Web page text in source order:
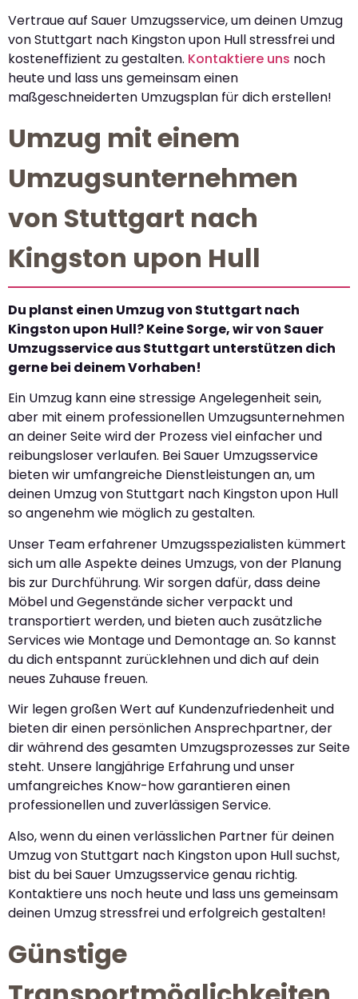
Vertraue auf Sauer Umzugsservice, um deinen Umzug
von Stuttgart nach Kingston upon Hull stressfrei und
kosteneffizient zu gestalten. Kontaktiere uns noch
heute und lass uns gemeinsam einen
maßgeschneiderten Umzugsplan für dich erstellen!
Umzug mit einem
Umzugsunternehmen
von Stuttgart nach
Kingston upon Hull
Du planst einen Umzug von Stuttgart nach
Kingston upon Hull? Keine Sorge, wir von Sauer
Umzugsservice aus Stuttgart unterstützen dich
gerne bei deinem Vorhaben!
Ein Umzug kann eine stressige Angelegenheit sein,
aber mit einem professionellen Umzugsunternehmen
an deiner Seite wird der Prozess viel einfacher und
reibungsloser verlaufen. Bei Sauer Umzugsservice
bieten wir umfangreiche Dienstleistungen an, um
deinen Umzug von Stuttgart nach Kingston upon Hull
so angenehm wie möglich zu gestalten.
Unser Team erfahrener Umzugsspezialisten kümmert
sich um alle Aspekte deines Umzugs, von der Planung
bis zur Durchführung. Wir sorgen dafür, dass deine
Möbel und Gegenstände sicher verpackt und
transportiert werden, und bieten auch zusätzliche
Services wie Montage und Demontage an. So kannst
du dich entspannt zurücklehnen und dich auf dein
neues Zuhause freuen.
Wir legen großen Wert auf Kundenzufriedenheit und
bieten dir einen persönlichen Ansprechpartner, der
dir während des gesamten Umzugsprozesses zur Seite
steht. Unsere langjährige Erfahrung und unser
umfangreiches Know-how garantieren einen
professionellen und zuverlässigen Service.
Also, wenn du einen verlässlichen Partner für deinen
Umzug von Stuttgart nach Kingston upon Hull suchst,
bist du bei Sauer Umzugsservice genau richtig.
Kontaktiere uns noch heute und lass uns gemeinsam
deinen Umzug stressfrei und erfolgreich gestalten!
Günstige